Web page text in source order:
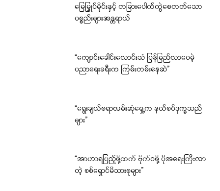
မြေမြှုပ်မိုင်းနှင့် တခြားပေါက်ကွဲစေတတ်သော
ပစ္စည်းများအန္တရာယ်
“ကျောင်းခေါင်းလောင်းသံ ပြန်မြည်လာပေမဲ့
ပညာရေးခရီးက ကြမ်းတမ်းနေဆဲ”
“ရွေးချယ်စရာလမ်းဆုံရှေ့က နယ်စပ်ဒုက္ခသည်
များ”
“အာဟာရပြည့်ဖို့ထက် ဗိုက်ဝဖို့ ပိုအရေးကြီးလာ
တဲ့ စစ်ရှောင်မိသားစုများ”